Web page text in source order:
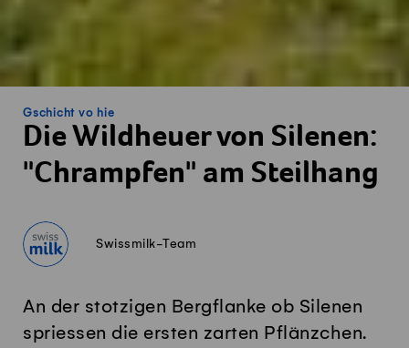
Gschicht vo hie
Die Wildheuer von Silenen:
"Chrampfen" am Steilhang
Swissmilk-Team
An der stotzigen Bergflanke ob Silenen
spriessen die ersten zarten Pflänzchen.